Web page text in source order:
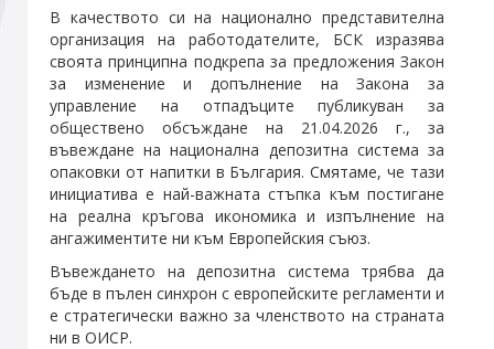
В качеството си на национално представителна
организация на работодателите, БСК изразява
своята принципна подкрепа за предложения Закон
за изменение и допълнение на Закона за
управление на отпадъците публикуван за
обществено обсъждане на 21.04.2026 г., за
въвеждане на национална депозитна система за
опаковки от напитки в България. Смятаме, че тази
инициатива е най-важната стъпка към постигане
на реална кръгова икономика и изпълнение на
ангажиментите ни към Европейския съюз.
Въвеждането на депозитна система трябва да
бъде в пълен синхрон с европейските регламенти и
е стратегически важно за членството на страната
ни в ОИСР.